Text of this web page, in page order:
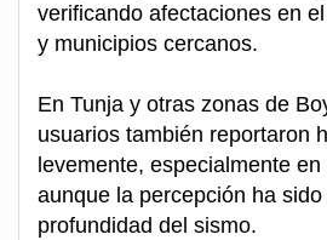
verificando afectaciones en
y municipios cercanos.
En Tunja y otras zonas de
usuarios también reportaron
levemente, especialmente
aunque la percepción ha
profundidad del sismo.